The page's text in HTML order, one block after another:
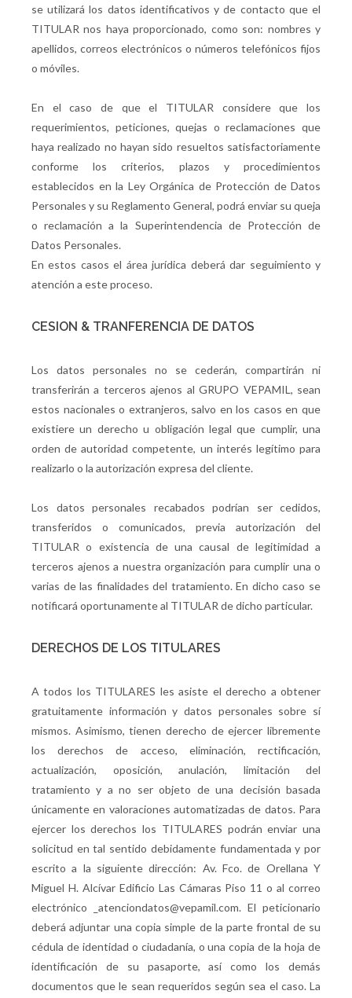
se utilizará los datos identificativos y de contacto que el
TITULAR nos haya proporcionado, como son: nombres y
apellidos, correos electrónicos o números telefónicos fijos
o móviles.
En el caso de que el TITULAR considere que los
requerimientos, peticiones, quejas o reclamaciones que
haya realizado no hayan sido resueltos satisfactoriamente
conforme los criterios, plazos y procedimientos
establecidos en la Ley Orgánica de Protección de Datos
Personales y su Reglamento General, podrá enviar su queja
o reclamación a la Superintendencia de Protección de
Datos Personales.
En estos casos el área jurídica deberá dar seguimiento y
atención a este proceso.
CESION & TRANFERENCIA DE DATOS
Los datos personales no se cederán, compartirán ni
transferirán a terceros ajenos al GRUPO VEPAMIL, sean
estos nacionales o extranjeros, salvo en los casos en que
existiere un derecho u obligación legal que cumplir, una
orden de autoridad competente, un interés legítimo para
realizarlo o la autorización expresa del cliente.
Los datos personales recabados podrían ser cedidos,
transferidos o comunicados, previa autorización del
TITULAR o existencia de una causal de legitimidad a
terceros ajenos a nuestra organización para cumplir una o
varias de las finalidades del tratamiento. En dicho caso se
notificará oportunamente al TITULAR de dicho particular.
DERECHOS DE LOS TITULARES
A todos los TITULARES les asiste el derecho a obtener
gratuitamente información y datos personales sobre sí
mismos. Asimismo, tienen derecho de ejercer libremente
los derechos de acceso, eliminación, rectificación,
actualización, oposición, anulación, limitación del
tratamiento y a no ser objeto de una decisión basada
únicamente en valoraciones automatizadas de datos. Para
ejercer los derechos los TITULARES podrán enviar una
solicitud en tal sentido debidamente fundamentada y por
escrito a la siguiente dirección: Av. Fco. de Orellana Y
Miguel H. Alcívar Edificio Las Cámaras Piso 11 o al correo
electrónico _atenciondatos@vepamil.com. El peticionario
deberá adjuntar una copia simple de la parte frontal de su
cédula de identidad o ciudadanía, o una copia de la hoja de
identificación de su pasaporte, así como los demás
documentos que le sean requeridos según sea el caso. La